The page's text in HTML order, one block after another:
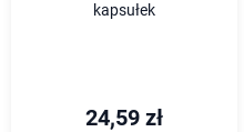
kapsułek
24,59 zł